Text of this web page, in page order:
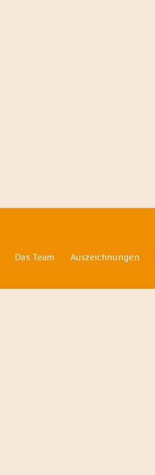
Das Team Auszeichnungen